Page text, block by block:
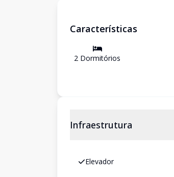
Características
2 Dormitórios
Infraestrutura
Elevador